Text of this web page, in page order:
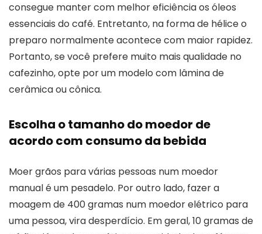
consegue manter com melhor eficiência os óleos
essenciais do café. Entretanto, na forma de hélice o
preparo normalmente acontece com maior rapidez.
Portanto, se você prefere muito mais qualidade no
cafezinho, opte por um modelo com lâmina de
cerâmica ou cônica.
Escolha o tamanho do moedor de
acordo com consumo da bebida
Moer grãos para várias pessoas num moedor
manual é um pesadelo. Por outro lado, fazer a
moagem de 400 gramas num moedor elétrico para
uma pessoa, vira desperdício. Em geral, 10 gramas de